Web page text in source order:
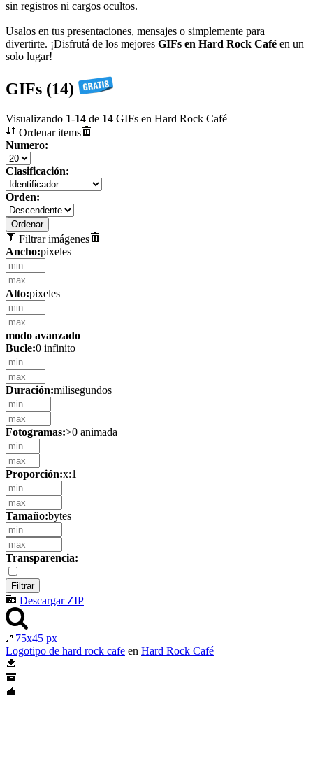
sin registros ni cargos ocultos.
Usalos en tus presentaciones, mensajes o simplemente para
divertirte. ¡Disfrutá de los mejores GIFs en Hard Rock Café en un
solo lugar!
GIFs (14)
Visualizando 1-14 de 14 GIFs en Hard Rock Café
Ordenar items
Numero:
Clasificación:
Orden:
Filtrar imágenes
Ancho:pixeles
Alto:pixeles
modo avanzado
Bucle:0 infinito
Duración:milisegundos
Fotogramas:>0 animada
Proporción:x:1
Tamaño:bytes
Transparencia:
Descargar ZIP
75x45 px
Logotipo de hard rock cafe en Hard Rock Café